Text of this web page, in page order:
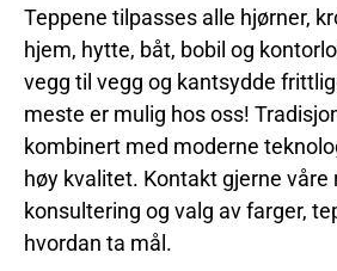
Teppene tilpasses alle hjørner,
hjem, hytte, båt, bobil og
vegg til vegg og kantsydde
meste er mulig hos oss!
kombinert med moderne
høy kvalitet. Kontakt gjerne våre
konsultering og valg av farger,
hvordan ta mål.